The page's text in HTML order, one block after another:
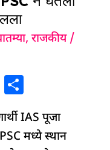
,राजकीय/
X
ar
e
IAS पूजा
मध्ये स्थान